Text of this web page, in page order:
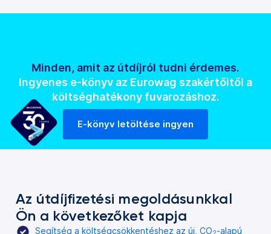
Minden, amit az útdíjról tudni érdemes.
Ingyenes e-könyv az Eurowag szakértőitől a
költséghatékony fuvarozáshoz.
E-könyv letöltése ingyen
Az útdíjfizetési megoldásunkkal
Ön a következőket kapja
Segítség a költségcsökkentéshez az új, CO -alapú